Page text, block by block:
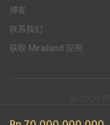
博客
联系我们
获取 Mirailand 应用